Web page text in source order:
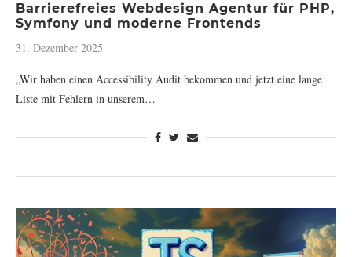
Barrierefreies Webdesign Agentur für PHP,
Symfony und moderne Frontends
31. Dezember 2025
„Wir haben einen Accessibility Audit bekommen und jetzt eine lange
Liste mit Fehlern in unserem…